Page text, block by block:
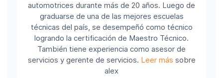
automotrices durante más de 20 años. Luego de
graduarse de una de las mejores escuelas
técnicas del país, se desempeñó como técnico
logrando la certificación de Maestro Técnico.
También tiene experiencia como asesor de
servicios y gerente de servicios. Leer más sobre
alex